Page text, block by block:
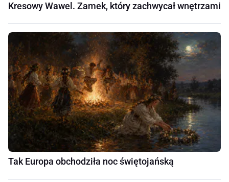
Kresowy Wawel. Zamek, który zachwycał wnętrzami
Tak Europa obchodziła noc świętojańską